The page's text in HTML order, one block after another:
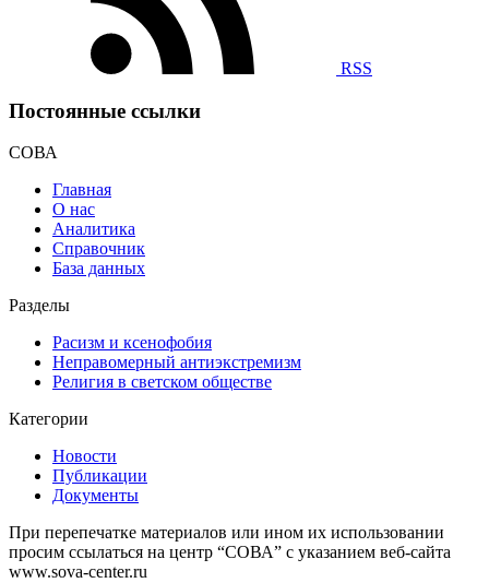
RSS
Постоянные ссылки
СОВА
Главная
О нас
Аналитика
Справочник
База данных
Разделы
Расизм и ксенофобия
Неправомерный антиэкстремизм
Религия в светском обществе
Категории
Новости
Публикации
Документы
При перепечатке материалов или ином их использовании
просим ссылаться на центр “СОВА” с указанием веб-сайта
www.sova-center.ru